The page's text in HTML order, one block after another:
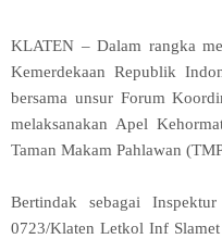
KLATEN – Dalam rangka
Kemerdekaan Republik
bersama unsur Forum
melaksanakan Apel
Taman Makam Pahlawan
Bertindak sebagai
0723/Klaten Letkol Inf